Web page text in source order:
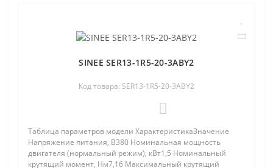
SINEE SER13-1R5-20-3ABY2
Код товара: SER13-1R5-20-3ABY2
Таблица параметров модели ХарактеристикаЗначение
Напряжение питания, В380 Номинальная мощность
двигателя (нормальный режим), кВт1,5 Номинальный
крутящий момент, Нм7,16 Максимальный крутящий